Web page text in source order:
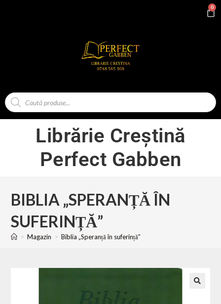
0
Librărie Creștină
Perfect Gabben
BIBLIA „SPERANȚĂ ÎN
SUFERINȚĂ”
> Magazin > Biblia „Speranță în suferință”